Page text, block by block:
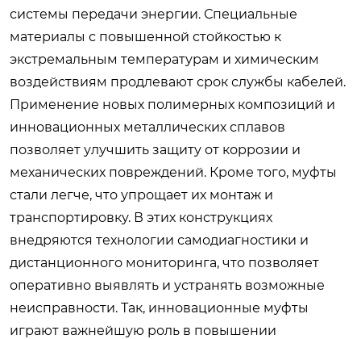
системы передачи энергии. Специальные
материалы с повышенной стойкостью к
экстремальным температурам и химическим
воздействиям продлевают срок службы кабелей.
Применение новых полимерных композиций и
инновационных металлических сплавов
позволяет улучшить защиту от коррозии и
механических повреждений. Кроме того, муфты
стали легче, что упрощает их монтаж и
транспортировку. В этих конструкциях
внедряются технологии самодиагностики и
дистанционного мониторинга, что позволяет
оперативно выявлять и устранять возможные
неисправности. Так, инновационные муфты
играют важнейшую роль в повышении